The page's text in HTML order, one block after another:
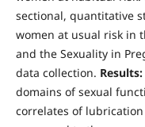
sectional, quantitative
women at usual risk in
and the Sexuality in
data collection. Results:
domains of sexual
correlates of